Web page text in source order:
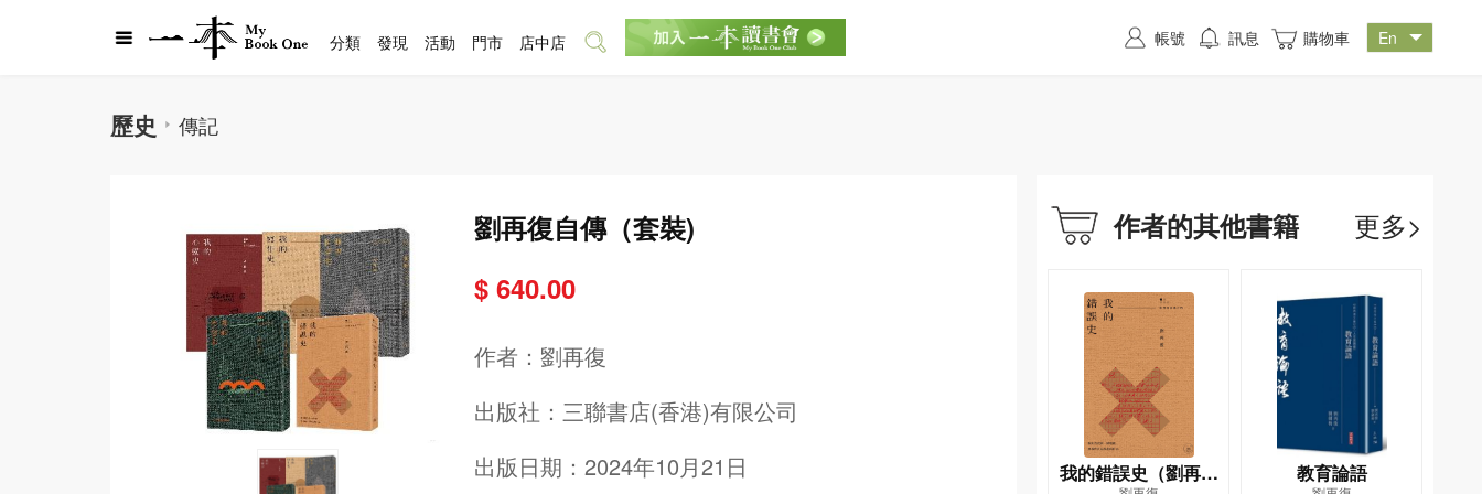
歷史 傳記
劉再復自傳（套裝)
$ 640.00
作者： 劉再復
出版社： 三聯書店(香港)有限公司
出版日期：2024年10月21日
作者的其他書籍 更多>
我的錯誤史（劉再復
教育論語
分類 發現 活動 門市 店中店 帳號 訊息 購物車